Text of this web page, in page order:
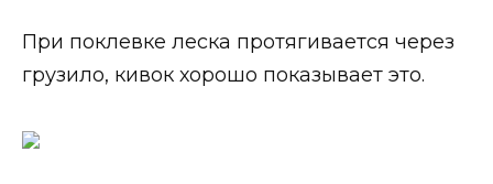
При поклевке леска протягивается через
грузило, кивок хорошо показывает это.